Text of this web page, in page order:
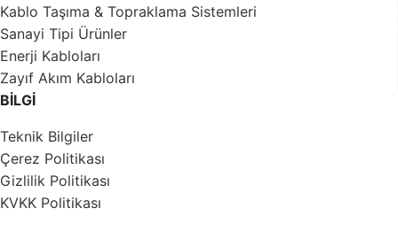
Kablo Taşıma & Topraklama Sistemleri
Sanayi Tipi Ürünler
Enerji Kabloları
Zayıf Akım Kabloları
BİLGİ
Teknik Bilgiler
Çerez Politikası
Gizlilik Politikası
KVKK Politikası